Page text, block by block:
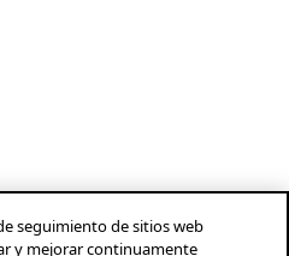
seguimiento de sitios web
y mejorar continuamente